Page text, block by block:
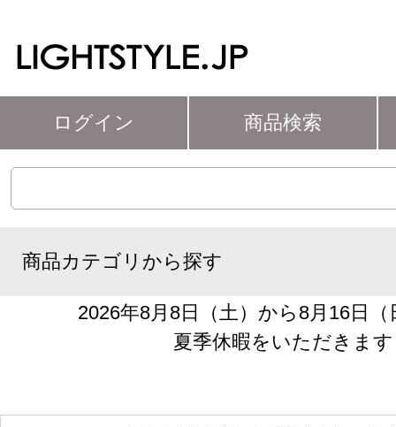
ログイン 商品検索
商品カテゴリから探す
2026年8月8日（土）から8月16日
夏季休暇をいただきます